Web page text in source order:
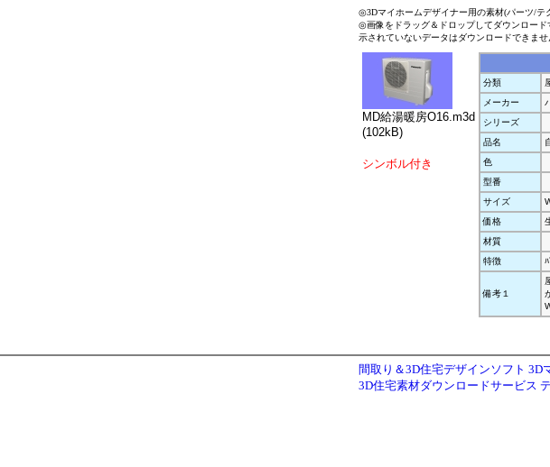
◎3Dマイホームデザイナー用の素材(パーツ/テ
◎画像をドラッグ＆ドロップしてダウンロー
示されていないデータはダウンロードできませ
MD給湯暖房O16.m3d
(102kB)
シンボル付き
分類
メーカー
シリーズ
品名
色
型番
サイズ
価格
材質
特徴
備考１
間取り＆3D住宅デザインソフト
3D住宅素材ダウンロードサービス